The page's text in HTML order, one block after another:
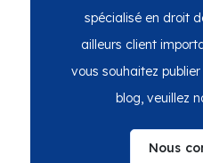
spécialisé en droit
ailleurs client
vous souhaitez
blog, veuillez
Nous